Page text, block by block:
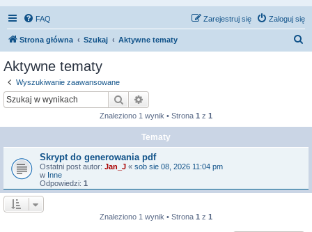
FAQ Zaloguj się
Zarejestruj się
Strona główna Szukaj Aktywne tematy
Aktywne tematy
Wyszukiwanie zaawansowane
Szukaj
Znaleziono 1 wynik • Strona 1 z 1
Tematy
Skrypt do generowania pdf
Ostatni post autor: Jan_J « sob sie 08, 2026 11:04 pm
w Inne
Odpowiedzi: 1
Znaleziono 1 wynik • Strona 1 z 1